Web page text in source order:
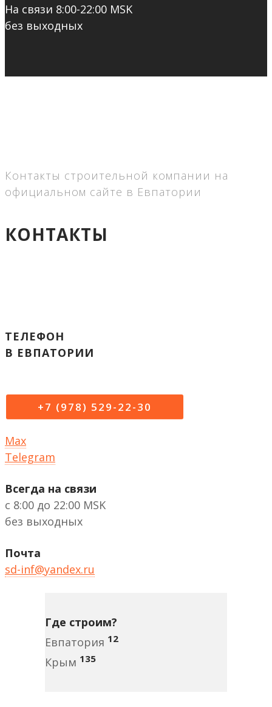
На связи 8:00-22:00 MSK
без выходных
Контакты строительной компании на
официальном сайте в Евпатории
КОНТАКТЫ
ТЕЛЕФОН
В ЕВПАТОРИИ
+7 (978) 529-22-30
Max
Telegram
Всегда на связи
с 8:00 до 22:00 MSK
без выходных
Почта
sd-inf@yandex.ru
Где строим?
Евпатория 12
Крым 135